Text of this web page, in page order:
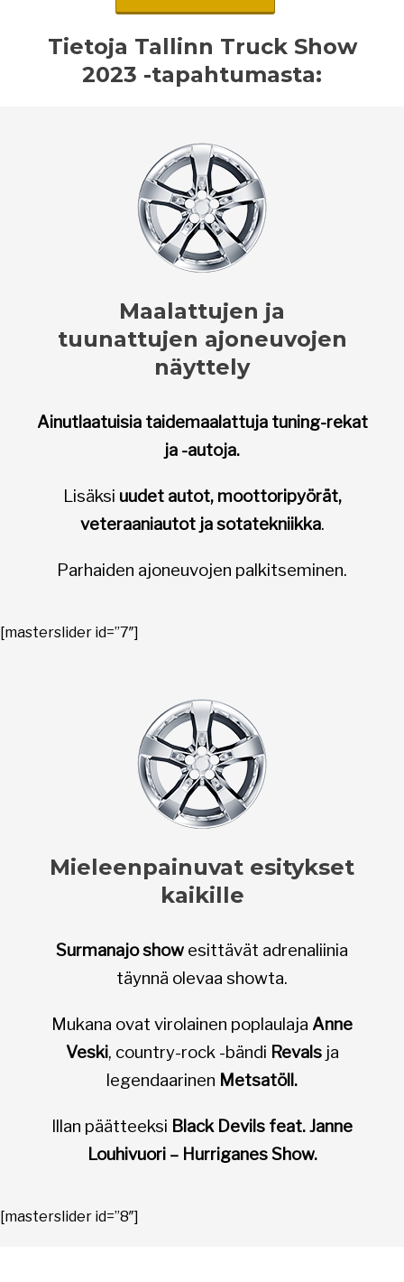
Tietoja Tallinn Truck Show
2023 -tapahtumasta:
Maalattujen ja
tuunattujen ajoneuvojen
näyttely
Ainutlaatuisia taidemaalattuja tuning-rekat
ja -autoja.
Lisäksi uudet autot, moottoripyörät,
veteraaniautot ja sotatekniikka.
Parhaiden ajoneuvojen palkitseminen.
[masterslider id=”7″]
Mieleenpainuvat esitykset
kaikille
Surmanajo show esittävät adrenaliinia
täynnä olevaa showta.
Mukana ovat virolainen poplaulaja Anne
Veski, country-rock -bändi Revalsja
legendaarinen Metsatöll.
Illan päätteeksi Black Devils feat. Janne
Louhivuori – Hurriganes Show.
[masterslider id=”8″]